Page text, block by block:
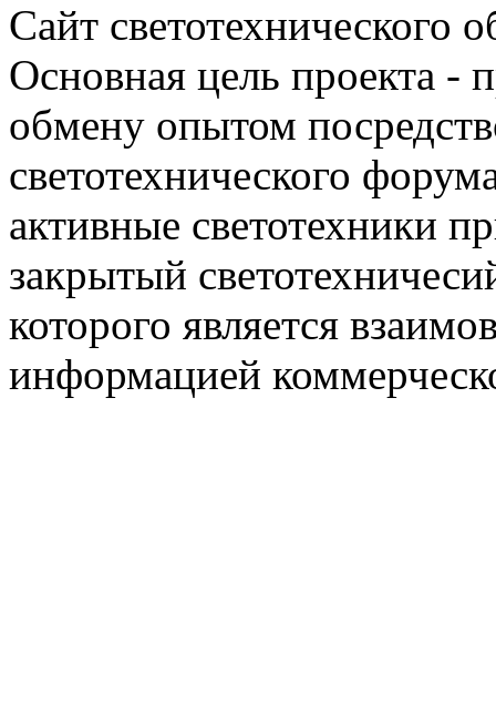
Сайт светотехнического
Основная цель проекта -
обмену опытом
светотехнического
активные светотехники
закрытый
которого является
информацией